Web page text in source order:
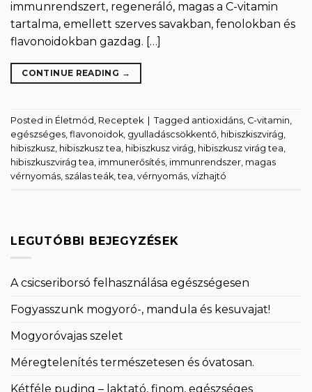
immunrendszert, regeneráló, magas a C-vitamin
tartalma, emellett szerves savakban, fenolokban és
flavonoidokban gazdag. […]
CONTINUE READING →
Posted in Életmód Receptek Tagged antioxidáns C-vitamin
egészséges flavonoidok gyulladáscsökkentő hibiszkiszvirág
hibiszkusz hibiszkusz tea hibiszkusz virág hibiszkusz virág tea
hibiszkuszvirág tea immunerősítés immunrendszer magas
vérnyomás szálas teák ,tea vérnyomás vízhajtó
LEGUTÓBBI BEJEGYZÉSEK
A csicseriborsó felhasználása egészségesen
Fogyasszunk mogyoró-, mandula és kesuvajat!
Mogyoróvajas szelet
Méregtelenítés természetesen és óvatosan.
Kétféle puding – laktató, finom, egészséges